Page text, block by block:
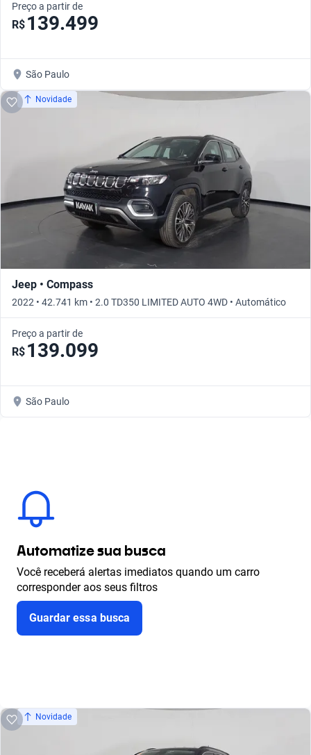
Preço a partir de
R$ 139.499
São Paulo
Novidade
Jeep • Compass
2022 • 42.741 km • 2.0 TD350 LIMITED AUTO 4WD • Automático
Preço a partir de
R$ 139.099
São Paulo
Automatize sua busca
Você receberá alertas imediatos quando um carro
corresponder aos seus filtros
Guardar essa busca
Novidade